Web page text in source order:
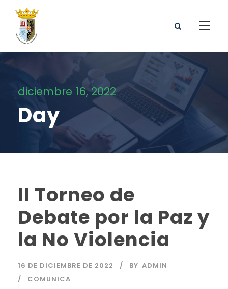
diciembre 16, 2022
Day
II Torneo de
Debate por la Paz y
la No Violencia
16 DE DICIEMBRE DE 2022 BY ADMIN
COMUNICA